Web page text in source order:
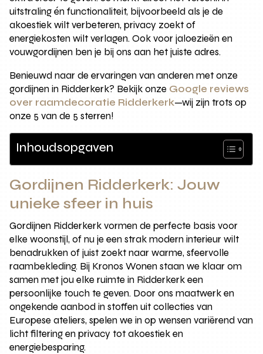
uitstraling én functionaliteit, bijvoorbeeld als je de
akoestiek wilt verbeteren, privacy zoekt of
energiekosten wilt verlagen. Ook voor jaloezieën en
vouwgordijnen ben je bij ons aan het juiste adres.
Benieuwd naar de ervaringen van anderen met onze
gordijnen in Ridderkerk? Bekijk onze Google reviews
over raamdecoratie Ridderkerk—wij zijn trots op
onze 5 van de 5 sterren!
Inhoudsopgaven
Gordijnen Ridderkerk: Jouw
unieke sfeer in huis
Gordijnen Ridderkerk vormen de perfecte basis voor
elke woonstijl, of nu je een strak modern interieur wilt
benadrukken of juist zoekt naar warme, sfeervolle
raambekleding. Bij Kronos Wonen staan we klaar om
samen met jou elke ruimte in Ridderkerk een
persoonlijke touch te geven. Door ons maatwerk en
ongekende aanbod in stoffen uit collecties van
Europese ateliers, spelen we in op wensen variërend van
licht filtering en privacy tot akoestiek en
energiebesparing.